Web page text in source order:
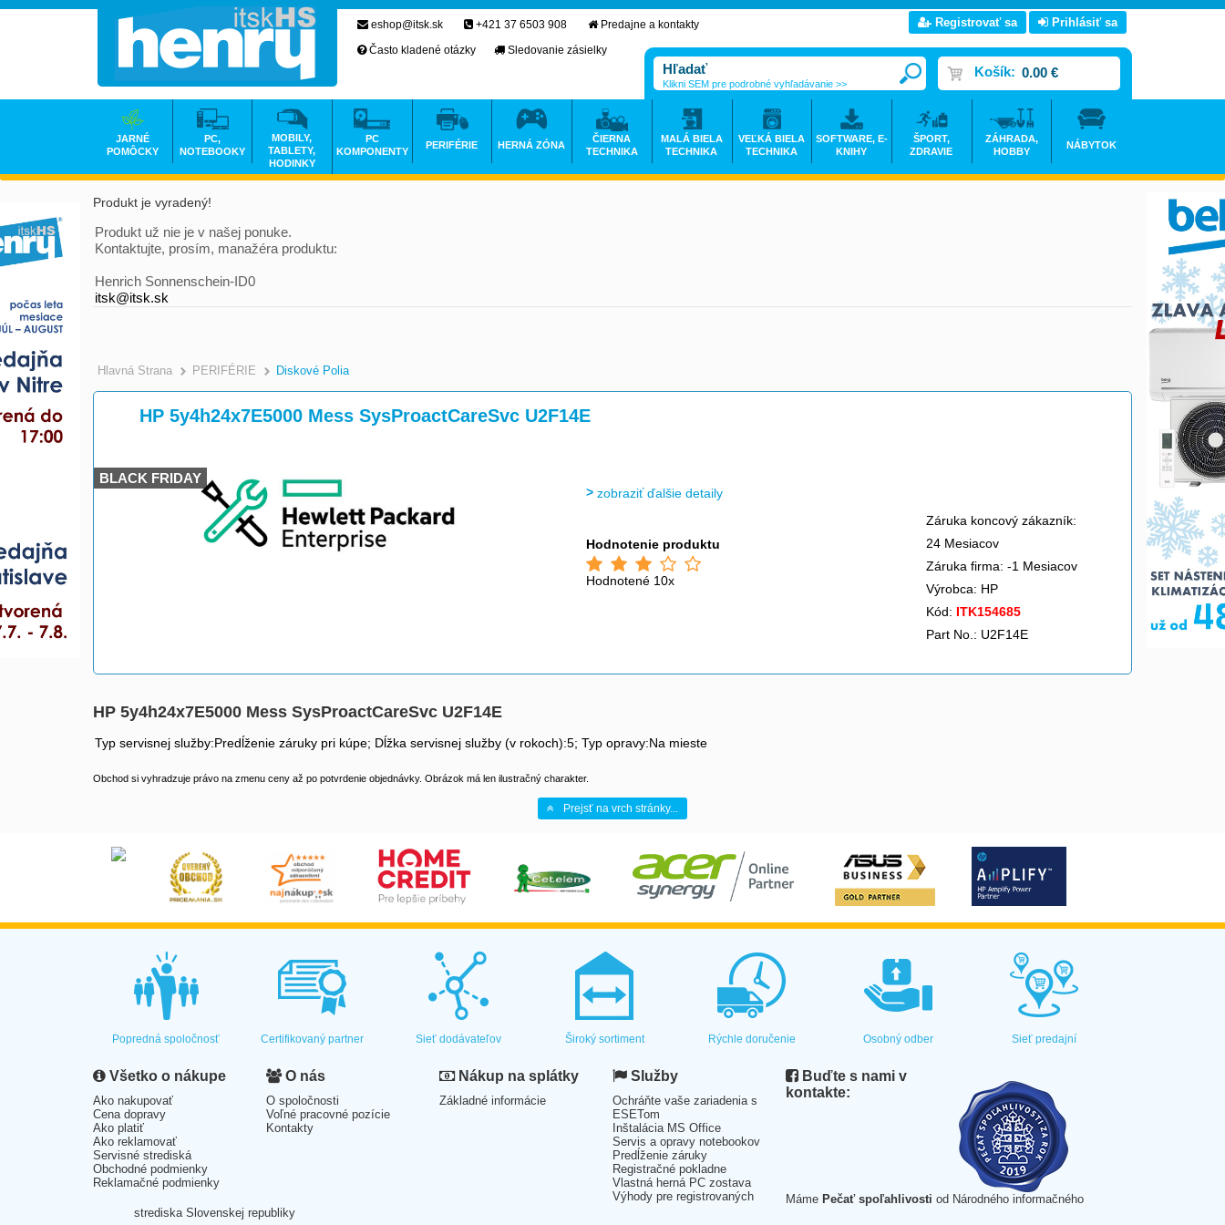
Produkt je vyradený!
Produkt už nie je v našej ponuke.
Kontaktujte, prosím, manažéra produktu:
Henrich Sonnenschein-ID0
itsk@itsk.sk
Hlavná Strana >
PERIFÉRIE >
Diskové Polia
HP 5y4h24x7E5000 Mess SysProactCareSvc U2F14E
BLACK FRIDAY
zobraziť ďalšie detaily
Hodnotenie produktu
Hodnotené 10x
Záruka koncový zákazník:
24 Mesiacov
Záruka firma: -1 Mesiacov
Výrobca: HP
Kód: ITK154685
Part No.: U2F14E
HP 5y4h24x7E5000 Mess SysProactCareSvc U2F14E
Typ servisnej služby:Predĺženie záruky pri kúpe; Dĺžka servisnej služby (v rokoch):5; Typ opravy:Na mieste
Obchod si vyhradzuje právo na zmenu ceny až po potvrdenie objednávky. Obrázok má len ilustračný charakter.
Prejsť na vrch stránky...
eshop@itsk.sk +421 37 6503 908
Predajne a kontakty
Často kladené otázky
Sledovanie zásielky
Registrovať sa Prihlásiť sa
Košík: 0.00 €
Klikni SEM pre podrobné vyhľadávanie >>
JARNÉ
POMÔCKY
PC,
NOTEBOOKY
MOBILY,
TABLETY,
HODINKY
PC
KOMPONENTY
PERIFÉRIE HERNÁ ZÓNA
ČIERNA
TECHNIKA
MALÁ BIELA
TECHNIKA
VEĽKÁ BIELA
TECHNIKA
SOFTWARE, E-
KNIHY
ŠPORT,
ZDRAVIE
ZÁHRADA,
HOBBY
NÁBYTOK
Popredná spoločnosť Certifikovaný partner Sieť dodávateľov Široký sortiment Rýchle doručenie Osobný odber Sieť predajní
Všetko o nákupe
Ako nakupovať
Cena dopravy
Ako platiť
Ako reklamovať
Servisné strediská
Obchodné podmienky
Reklamačné podmienky
O nás
O spoločnosti
Voľné pracovné pozície
Kontakty
Nákup na splátky
Základné informácie
Služby
Ochráňte vaše zariadenia s
ESETom
Inštalácia MS Office
Servis a opravy notebookov
Predĺženie záruky
Registračné pokladne
Vlastná herná PC zostava
Výhody pre registrovaných
Buďte s nami v
kontakte:
Máme Pečať spoľahlivosti od Národného informačného
strediska Slovenskej republiky